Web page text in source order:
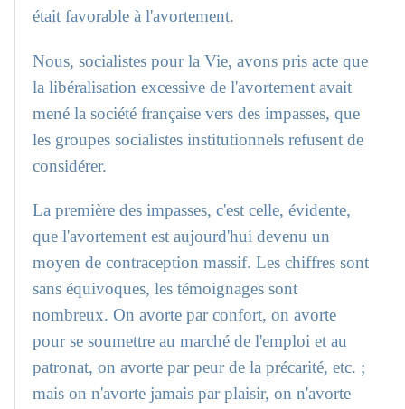
était favorable à l'avortement.
Nous, socialistes pour la Vie, avons pris acte que
la libéralisation excessive de l'avortement avait
mené la société française vers des impasses, que
les groupes socialistes institutionnels refusent de
considérer.
La première des impasses, c'est celle, évidente,
que l'avortement est aujourd'hui devenu un
moyen de contraception massif. Les chiffres sont
sans équivoques, les témoignages sont
nombreux. On avorte par confort, on avorte
pour se soumettre au marché de l'emploi et au
patronat, on avorte par peur de la précarité, etc. ;
mais on n'avorte jamais par plaisir, on n'avorte